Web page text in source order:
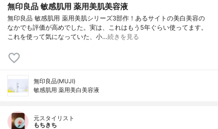
無印良品 敏感肌用 薬用美肌美容液
無印良品 敏感肌用 薬用美肌シリーズ3部作！あるサイトの美白美容の
なかでも評価が高めでした。実は、これはもう5年ぐらい使ってます。
これを使って気になっていた、小…続きを見る
無印良品(MUJI)
敏感肌用 薬用美白美容液
元スタイリスト
もちきち